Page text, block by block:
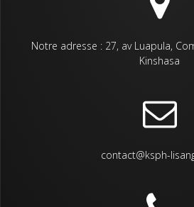
Notre adresse : 27, av Luapula,
Kinshasa
contact@ksph-